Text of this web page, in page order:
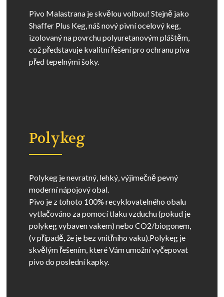
Pivo Malastrana je skvělou volbou! Stejně jako
Shaffer Plus Keg, náš nový pivní ocelový keg,
izolovaný na povrchu polyuretanovým pláštěm,
což představuje kvalitní řešení pro ochranu piva
před tepelnými šoky.
Polykeg
Polykeg je nevratný, lehký, výjimečně pevný
moderní nápojový obal.
Pivo je z tohoto 100% recyklovatelného obalu
vytlačováno za pomocí tlaku vzduchu (pokud je
polykeg vybaven vakem) nebo CO2/biogonem,
(v případě, že je bez vnitřního vaku).Polykeg je
skvělým řešením, které Vám umožní vyčepovat
pivo do poslední kapky.